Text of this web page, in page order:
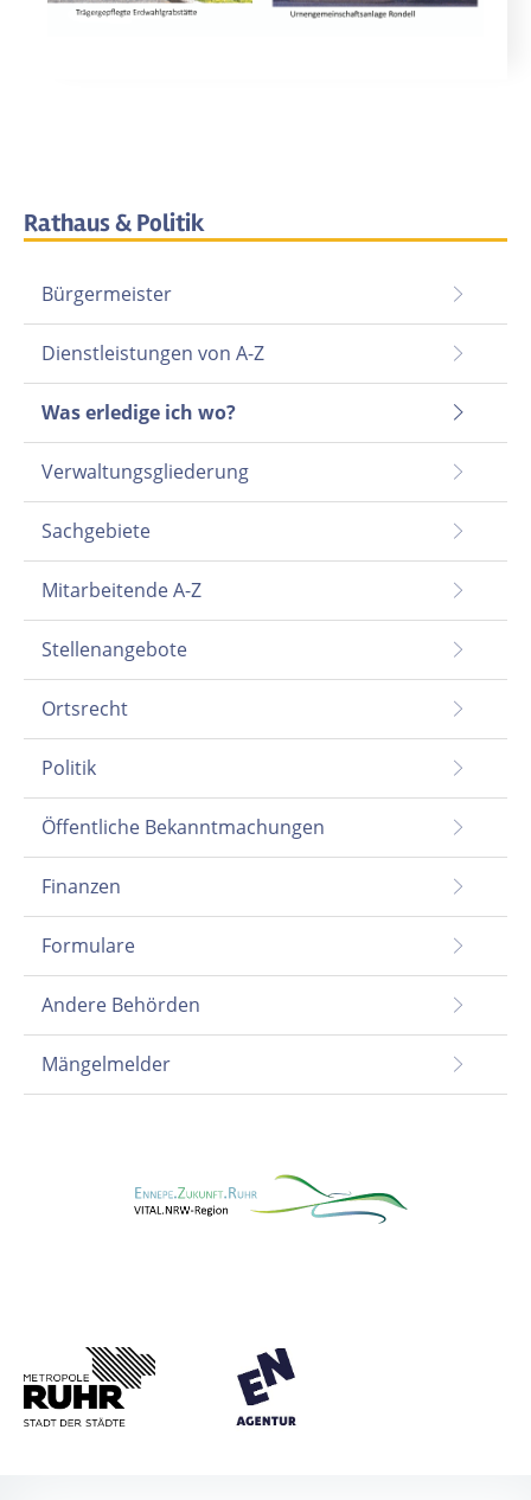
Rathaus & Politik
Bürgermeister
Dienstleistungen von A-Z
Was erledige ich wo?
Verwaltungsgliederung
Sachgebiete
Mitarbeitende A-Z
Stellenangebote
Ortsrecht
Politik
Öffentliche Bekanntmachungen
Finanzen
Formulare
Andere Behörden
Mängelmelder